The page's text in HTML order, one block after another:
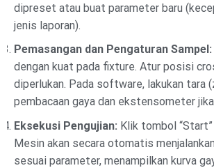
dipreset atau buat parameter baru
jenis laporan).
Pemasangan dan Pengaturan Sampel:
dengan kuat pada fixture. Atur posisi
diperlukan. Pada software, lakukan tara
pembacaan gaya dan ekstensometer
Eksekusi Pengujian: Klik tombol
Mesin akan secara otomatis
sesuai parameter, menampilkan kurva